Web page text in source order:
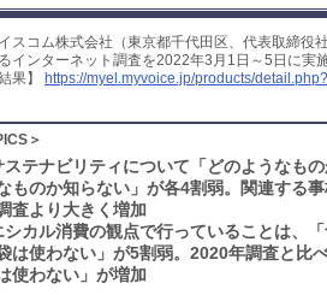
スコム株式会社（東京都千代田区、代表取締
インターネット調査を2022年3月1日～5日に
果】
https://myel.myvoice.jp/products/
＞
ステナビリティについて「どのようなも
ものか知らない」が各4割弱。関連する
査より大きく増加
シカル消費の観点で行っていることは、
は使わない」が5割弱。2020年調査と比
使わない」が増加